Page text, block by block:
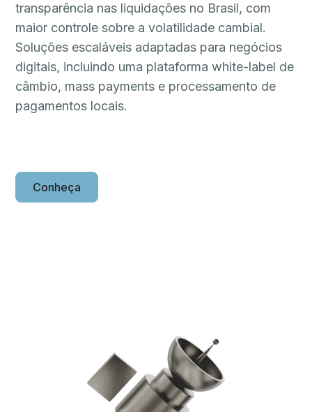
transparência nas liquidações no Brasil, com
maior controle sobre a volatilidade cambial.
Soluções escaláveis adaptadas para negócios
digitais, incluindo uma plataforma white-label de
câmbio, mass payments e processamento de
pagamentos locais.
Conheça